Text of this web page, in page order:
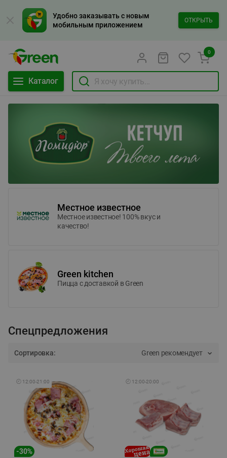
Удобно заказывать с новым
мобильным приложением
ОТКРЫТЬ
Каталог
0
Местное известное
Местное известное! 100% вкус и
качество!
Green kitchen
Пицца c доставкой в Green
Спецпредложения
Сортировка: Green рекомендует
🕘 12:00-21:00
-30%
🕘 12:00-20:00